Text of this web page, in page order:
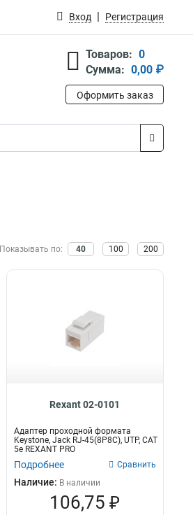
Вход Регистрация
Товаров: 0
Сумма: 0,00 ₽
Оформить заказ
Показывать по: 40 100 200
Rexant 02-0101
Адаптер проходной формата
Keystone, Jack RJ-45(8P8C), UTP, CAT
5e REXANT PRO
Подробнее Сравнить
Наличие: В наличии
106,75 ₽